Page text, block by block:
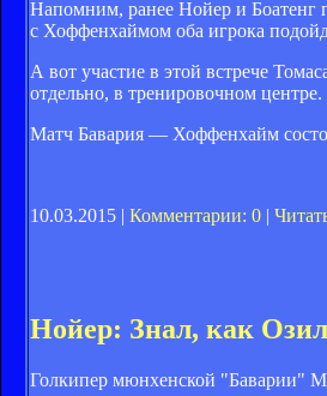
Напомним, ранее Нойер и Боатенг
с Хоффенхаймом оба игрока
А вот участие в этой встрече
отдельно, в тренировочном центре.
Матч Бавария — Хоффенхайм
10.03.2015 | Комментарии: 0 |
Нойер: Знал, как
Голкипер мюнхенской "Баварии"